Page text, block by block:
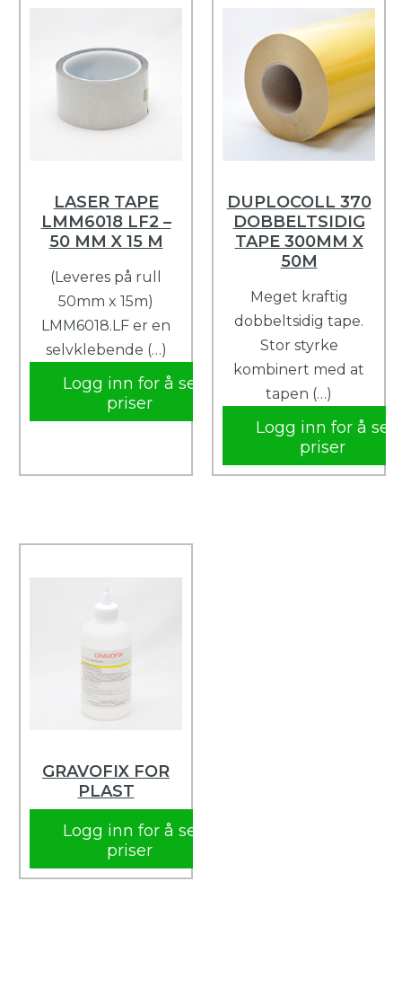
LASER TAPE
LMM6018 LF2 –
50 MM X 15 M
(Leveres på rull
50mm x 15m)
LMM6018.LF er en
selvklebende (…)
Logg inn for å se
priser
DUPLOCOLL 370
DOBBELTSIDIG
TAPE 300MM X
50M
Meget kraftig
dobbeltsidig tape.
Stor styrke
kombinert med at
tapen (…)
Logg inn for å se
priser
GRAVOFIX FOR
PLAST
Logg inn for å se
priser